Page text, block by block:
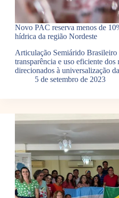
Novo PAC reserva menos de
hídrica da região Nordeste
Articulação Semiárido Brasileiro
transparência e uso eficiente dos
direcionados à universalização
5 de setembro de 2023